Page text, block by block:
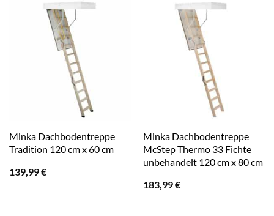
Minka Dachbodentreppe
Tradition 120 cm x 60 cm
139,99€
Minka Dachbodentreppe
McStep Thermo 33 Fichte
unbehandelt 120 cm x 80 cm
183,99€